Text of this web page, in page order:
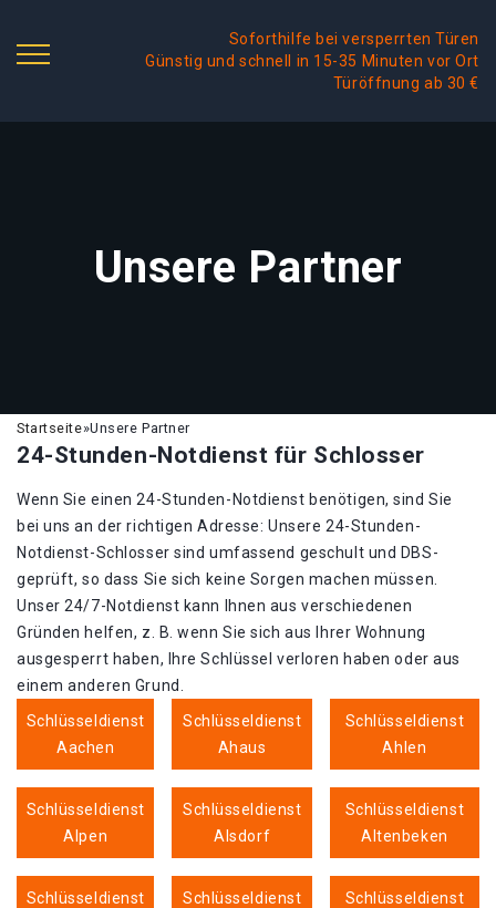
Soforthilfe bei versperrten Türen
Günstig und schnell in 15-35 Minuten vor Ort
Türöffnung ab 30 €
Unsere Partner
Startseite»Unsere Partner
24-Stunden-Notdienst für Schlosser
Wenn Sie einen 24-Stunden-Notdienst benötigen, sind Sie
bei uns an der richtigen Adresse: Unsere 24-Stunden-
Notdienst-Schlosser sind umfassend geschult und DBS-
geprüft, so dass Sie sich keine Sorgen machen müssen.
Unser 24/7-Notdienst kann Ihnen aus verschiedenen
Gründen helfen, z. B. wenn Sie sich aus Ihrer Wohnung
ausgesperrt haben, Ihre Schlüssel verloren haben oder aus
einem anderen Grund.
Schlüsseldienst
Aachen
Schlüsseldienst
Ahaus
Schlüsseldienst
Ahlen
Schlüsseldienst
Alpen
Schlüsseldienst
Alsdorf
Schlüsseldienst
Altenbeken
Schlüsseldienst
Schlüsseldienst
Schlüsseldienst